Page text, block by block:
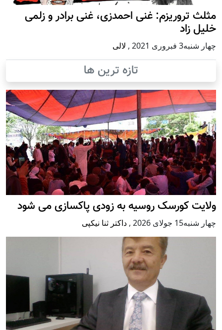
مثلث تروریزم: غنی احمدزی، غنی برادر و زلمی
خلیل زاد
چهار شنبه3 فبروری 2021 , لالی
تازه ترین ها
ولایت کورسک روسیه به زودی پاکسازی می شود
چهار شنبه15 جولای 2026 , داکتر ثنا نیکپی